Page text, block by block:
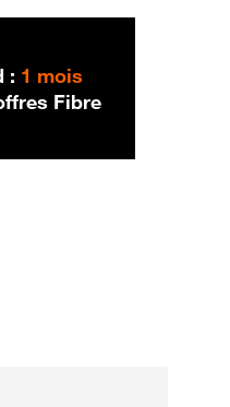
: 1 mois
Fibre